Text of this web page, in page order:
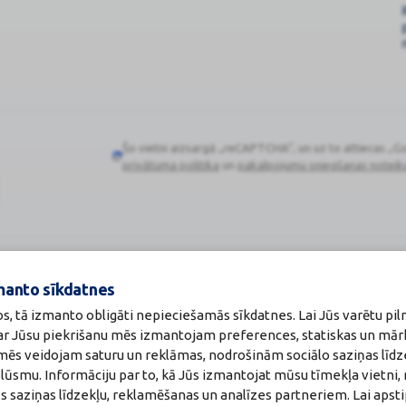
sīkdatnes
tā izmanto obligāti nepieciešamās sīkdatnes. Lai Jūs varētu
Jūsu piekrišanu mēs izmantojam preferences, statiskas un
veidojam saturu un reklāmas, nodrošinām sociālo saziņas
Informāciju par to, kā Jūs izmantojat mūsu tīmekļa vietni,
saziņas līdzekļu, reklamēšanas un analīzes partneriem. Lai
Google
Šo vietni aizsargā „reCAPTCHA“, un uz to attiecas
privātuma politika un pakalpojumu sniegšanas
A00010
Jeļena Gončarova
0834
Jersikas iela 15,
Tālr: 67 078 424
E-pasts: